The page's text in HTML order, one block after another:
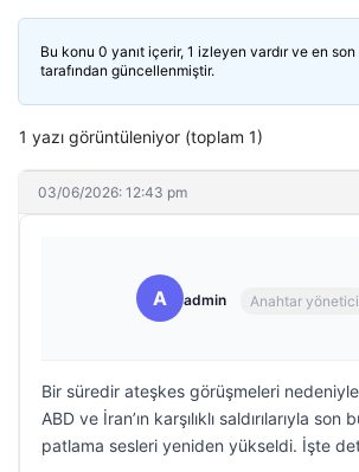
Bu konu 0 yanıt içerir, 1 izleyen vardır ve en son
tarafından güncellenmiştir.
1 yazı görüntüleniyor (toplam 1)
03/06/2026: 12:43 pm
A admin Anahtar yönetici
Bir süredir ateşkes görüşmeleri
ABD ve İran’ın karşılıklı saldırılarıyla son
patlama sesleri yeniden yükseldi. İşte